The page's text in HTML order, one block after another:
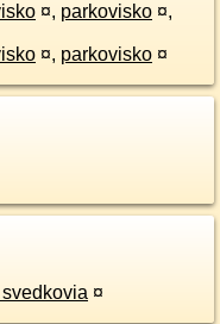
¤, parkovisko ¤,
¤, parkovisko ¤
¤